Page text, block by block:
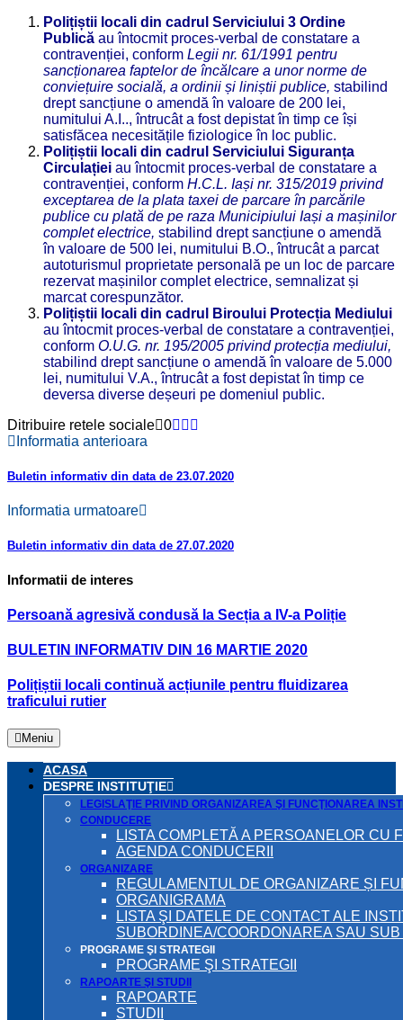
Polițiștii locali din cadrul Serviciului 3 Ordine
Publică au întocmit proces-verbal de constatare a
contravenției, conform Legii nr. 61/1991 pentru
sancționarea faptelor de încălcare a unor norme de
conviețuire socială, a ordinii și liniștii publice, stabilind
drept sancțiune o amendă în valoare de 200 lei,
numitului A.I.., întrucât a fost depistat în timp ce își
satisfăcea necesitățile fiziologice în loc public.
Polițiștii locali din cadrul Serviciului Siguranța
Circulației au întocmit proces-verbal de constatare a
contravenției, conform H.C.L. Iași nr. 315/2019 privind
exceptarea de la plata taxei de parcare în parcările
publice cu plată de pe raza Municipiului Iași a mașinilor
complet electrice, stabilind drept sancțiune o amendă
în valoare de 500 lei, numitului B.O., întrucât a parcat
autoturismul proprietate personală pe un loc de parcare
rezervat mașinilor complet electrice, semnalizat și
marcat corespunzător.
Polițiștii locali din cadrul Biroului Protecția Mediului
au întocmit proces-verbal de constatare a contravenției,
conform O.U.G. nr. 195/2005 privind protecția mediului,
stabilind drept sancțiune o amendă în valoare de 5.000
lei, numitului V.A., întrucât a fost depistat în timp ce
deversa diverse deșeuri pe domeniul public.
Ditribuire retele sociale 0
Informatia anterioara
Buletin informativ din data de 23.07.2020
Informatia urmatoare
Buletin informativ din data de 27.07.2020
Informatii de interes
Persoană agresivă condusă la Secția a IV-a Poliție
BULETIN INFORMATIV DIN 16 MARTIE 2020
Polițiștii locali continuă acțiunile pentru fluidizarea
traficului rutier
Meniu
ACASA
DESPRE INSTITUŢIE
LEGISLAŢIE PRIVIND ORGANIZAREA ŞI FUNCŢIONAREA
CONDUCERE
LISTA COMPLETĂ A PERSOANELOR CU
AGENDA CONDUCERII
ORGANIZARE
REGULAMENTUL DE ORGANIZARE ȘI
ORGANIGRAMA
LISTA ŞI DATELE DE CONTACT ALE
SUBORDINEA/COORDONAREA SAU
PROGRAME ŞI STRATEGII
PROGRAME ŞI STRATEGII
RAPOARTE ŞI STUDII
RAPOARTE
STUDII